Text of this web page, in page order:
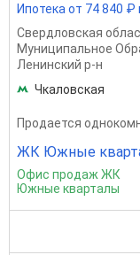
Ипотека от 74 840 ₽
Свердловская
Муниципальное
Ленинский р-н
Чкаловская
Продается
ЖК Южные
Офис продаж ЖК
Южные кварталы